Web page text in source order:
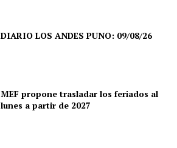
DIARIO LOS ANDES PUNO: 09/08/26
MEF propone trasladar los feriados al
lunes a partir de 2027